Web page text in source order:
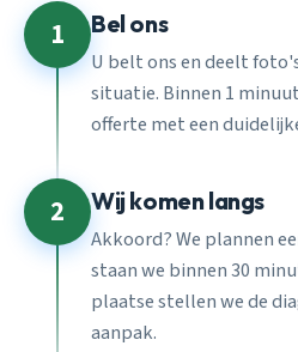
1 Bel ons
U belt ons en deelt
situatie. Binnen 1
offerte met een
2 Wij komen langs
Akkoord? We plannen
staan we binnen 30
plaatse stellen we de
aanpak.